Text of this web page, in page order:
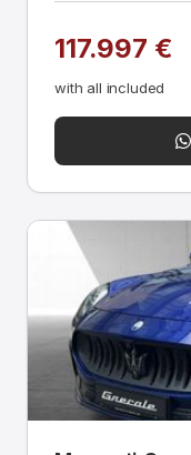
117.997 €
with all included